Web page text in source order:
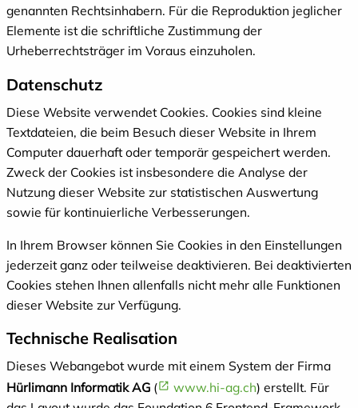
genannten Rechtsinhabern. Für die Reproduktion jeglicher
Elemente ist die schriftliche Zustimmung der
Urheberrechtsträger im Voraus einzuholen.
Datenschutz
Diese Website verwendet Cookies. Cookies sind kleine
Textdateien, die beim Besuch dieser Website in Ihrem
Computer dauerhaft oder temporär gespeichert werden.
Zweck der Cookies ist insbesondere die Analyse der
Nutzung dieser Website zur statistischen Auswertung
sowie für kontinuierliche Verbesserungen.
In Ihrem Browser können Sie Cookies in den Einstellungen
jederzeit ganz oder teilweise deaktivieren. Bei deaktivierten
Cookies stehen Ihnen allenfalls nicht mehr alle Funktionen
dieser Website zur Verfügung.
Technische Realisation
Dieses Webangebot wurde mit einem System der Firma
Hürlimann Informatik AG ( www.hi-ag.ch) erstellt. Für